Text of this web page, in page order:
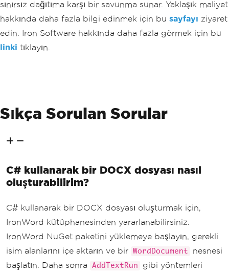
sınırsız dağıtıma karşı bir savunma sunar. Yaklaşık maliyet
hakkında daha fazla bilgi edinmek için bu sayfayı ziyaret
edin. Iron Software hakkında daha fazla görmek için bu
linki tıklayın.
Sıkça Sorulan Sorular
C# kullanarak bir DOCX dosyası nasıl
oluşturabilirim?
C# kullanarak bir DOCX dosyası oluşturmak için,
IronWord kütüphanesinden yararlanabilirsiniz.
IronWord NuGet paketini yüklemeye başlayın, gerekli
isim alanlarını içe aktarın ve bir WordDocument
nesnesi
başlatın. Daha sonra
AddTextRun
gibi yöntemleri